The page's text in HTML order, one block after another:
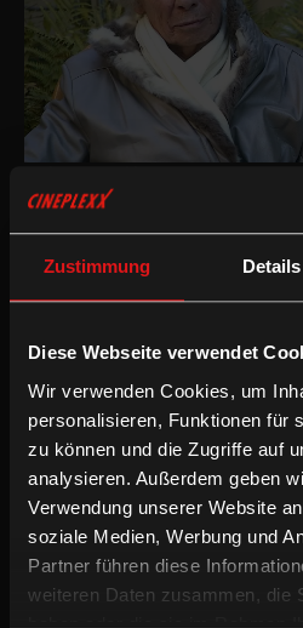
Zustimmung Details
Diese Webseite verwendet
Wir verwenden Cookies, um
personalisieren, Funktionen für
zu können und die Zugriffe auf
analysieren. Außerdem geben
Verwendung unserer Website
soziale Medien, Werbung und
Partner führen diese
weiteren Daten zusammen, die
haben oder die sie im Rahmen
AT
Kamera:Ramoun Ghashehpour
Besetzung:Amalia Ebert, Ferry Ebert
Fassung:
Dokumentarfilm
Aus einer geplanten
"Automatenkönig" Ferry Ebert wird
dessen demenzkranker Frau Amalia
die Liebe. Der Wiener Filmemacher
Allahyari hat das Paar über
positiven Umgang der beiden